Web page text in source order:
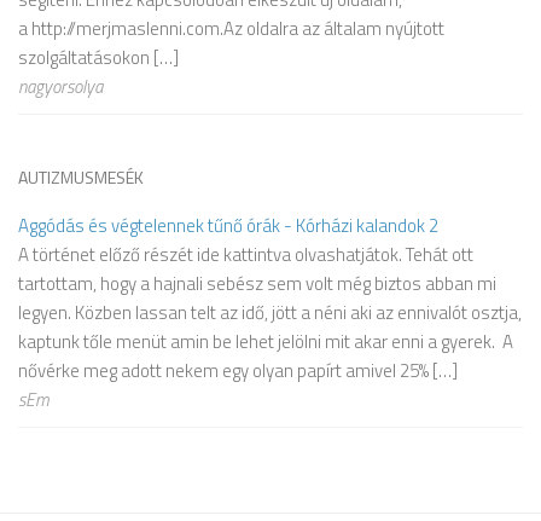
a http://merjmaslenni.com.Az oldalra az általam nyújtott
szolgáltatásokon […]
nagyorsolya
AUTIZMUSMESÉK
Aggódás és végtelennek tűnő órák - Kórházi kalandok 2
A történet előző részét ide kattintva olvashatjátok. Tehát ott
tartottam, hogy a hajnali sebész sem volt még biztos abban mi
legyen. Közben lassan telt az idő, jött a néni aki az ennivalót osztja,
kaptunk tőle menüt amin be lehet jelölni mit akar enni a gyerek. A
nővérke meg adott nekem egy olyan papírt amivel 25% […]
sEm